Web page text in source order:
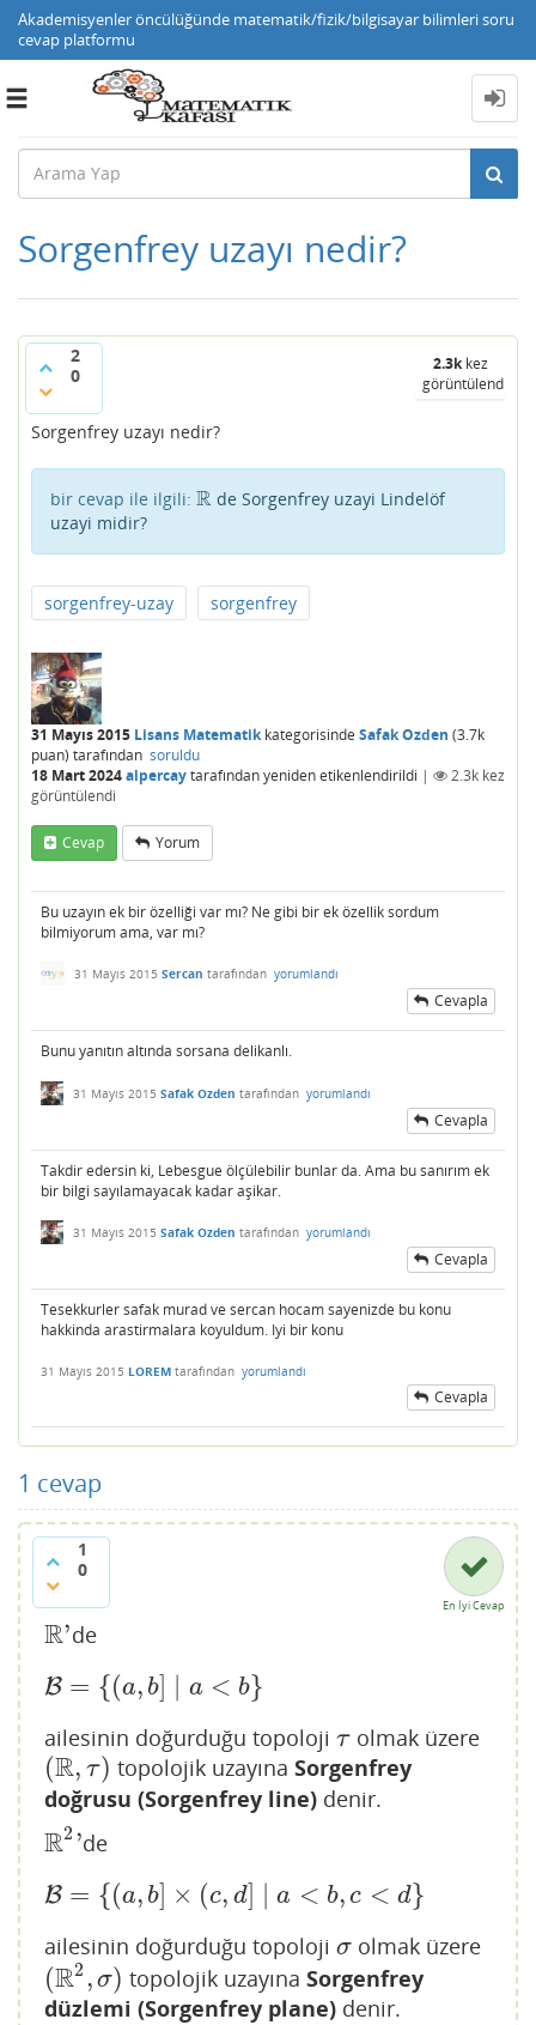
Akademisyenler öncülüğünde matematik/fizik/bilgisayar bilimleri soru
cevap platformu
Toggle
Sorgenfrey uzayı nedir?
2
0
2.3kkez
görüntülendi
Sorgenfrey uzayı nedir?
bir cevap ile ilgili: R
R de Sorgenfrey uzayi Lindelöf
uzayi midir?
sorgenfrey-uzay sorgenfrey
31 Mayıs 2015 Lisans Matematikkategorisinde Safak Ozden (3.7k
puan) tarafından soruldu
18 Mart 2024alpercaytarafındanyeniden etikenlendirildi | 2.3k kez
görüntülendi
Cevap Yorum
Bu uzayın ek bir özelliği var mı? Ne gibi bir ek özellik sordum
bilmiyorum ama, var mı?
31 Mayıs 2015 Sercan tarafından yorumlandı
Cevapla
Bunu yanıtın altında sorsana delikanlı.
31 Mayıs 2015 Safak Ozden tarafından yorumlandı
Cevapla
Takdir edersin ki, Lebesgue ölçülebilir bunlar da. Ama bu sanırım ek
bir bilgi sayılamayacak kadar aşikar.
31 Mayıs 2015 Safak Ozden tarafından yorumlandı
Cevapla
Tesekkurler safak murad ve sercan hocam sayenizde bu konu
hakkinda arastirmalara koyuldum. Iyi bir konu
31 Mayıs 2015 LOREM tarafından yorumlandı
Cevapla
1 cevap
1
0
En İyi Cevap
R'
R' de
B = {(a, b] ∣ a < b}
B= {(a, b] <b }
ailesinin doğurduğu topoloji τ
τ olmak üzere
(R, τ)
(R,τ) topolojik uzayınaSorgenfrey
doğrusu (Sorgenfrey line) denir.
R2 '
R2' de
B = {(a, b] × (c, d] ∣ a < b, c < d}
B= {( ,b ×(c, d] <b ,c< d}
ailesinin doğurduğu topoloji σ
σolmak üzere
(R2 , σ)
(R2,σ) topolojik uzayınaSorgenfrey
düzlemi (Sorgenfrey plane) denir.